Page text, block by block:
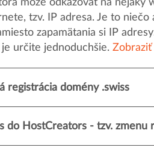
môže odkazovať na nejaký
tzv. IP adresa. Je to
zapamätania si IP
určite jednoduchšie. Zobraziť
registrácia domény .swiss
do HostCreators - tzv. zmenu